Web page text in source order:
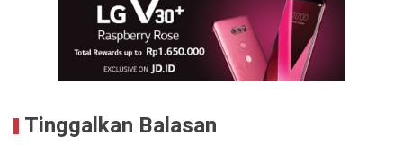
Tinggalkan Balasan